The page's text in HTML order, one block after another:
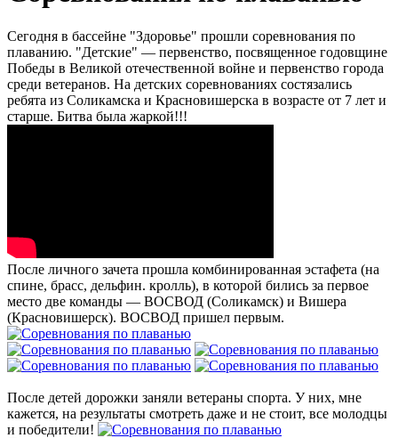
Сегодня в бассейне "Здоровье" прошли соревнования по
плаванию. "Детские" — первенство, посвященное годовщине
Победы в Великой отечественной войне и первенство города
среди ветеранов. На детских соревнованиях состязались
ребята из Соликамска и Красновишерска в возрасте от 7 лет и
старше. Битва была жаркой!!!
После личного зачета прошла комбинированная эстафета (на
спине, брасс, дельфин. кролль), в которой бились за первое
место две команды — ВОСВОД (Соликамск) и Вишера
(Красновишерск). ВОСВОД пришел первым.
После детей дорожки заняли ветераны спорта. У них, мне
кажется, на результаты смотреть даже и не стоит, все молодцы
и победители!